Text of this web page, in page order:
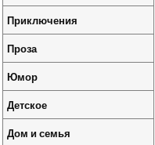
Приключения
Проза
Юмор
Детское
Дом и семья